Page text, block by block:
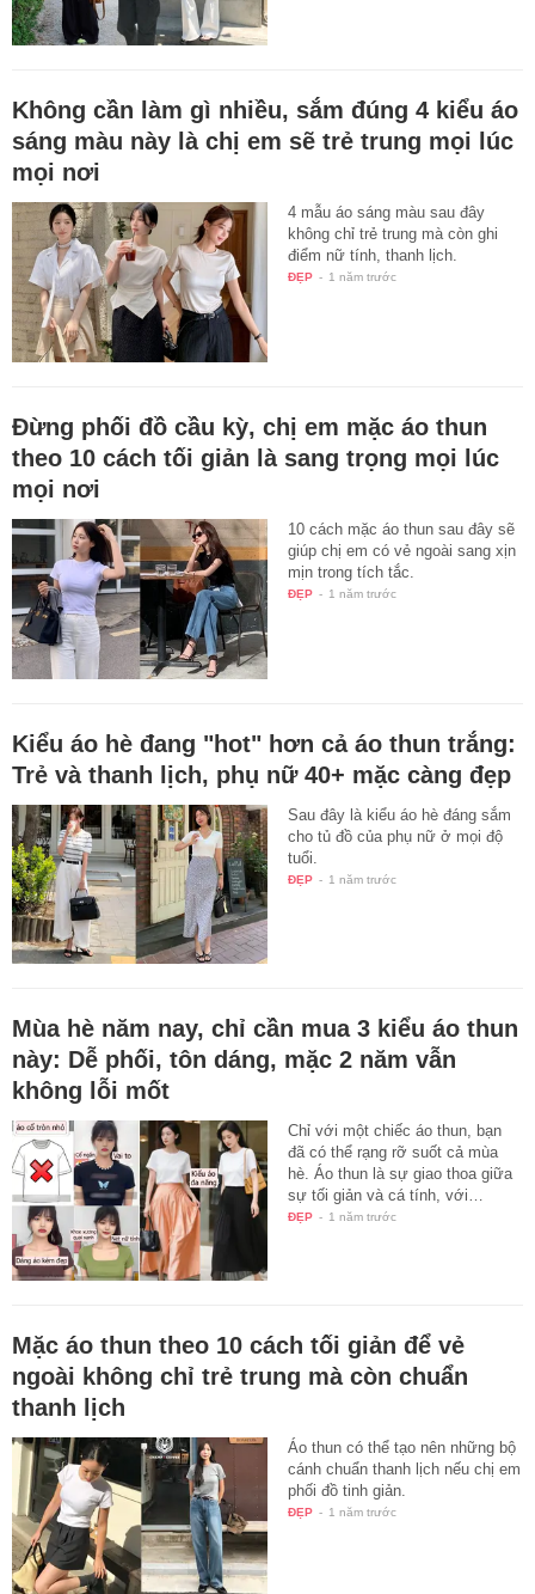
Không cần làm gì nhiều, sắm đúng 4 kiểu áo
sáng màu này là chị em sẽ trẻ trung mọi lúc
mọi nơi
4 mẫu áo sáng màu sau đây
không chỉ trẻ trung mà còn ghi
điểm nữ tính, thanh lịch.
ĐẸP - 1 năm trước
Đừng phối đồ cầu kỳ, chị em mặc áo thun
theo 10 cách tối giản là sang trọng mọi lúc
mọi nơi
10 cách mặc áo thun sau đây sẽ
giúp chị em có vẻ ngoài sang xịn
mịn trong tích tắc.
ĐẸP - 1 năm trước
Kiểu áo hè đang "hot" hơn cả áo thun trắng:
Trẻ và thanh lịch, phụ nữ 40+ mặc càng đẹp
Sau đây là kiểu áo hè đáng sắm
cho tủ đồ của phụ nữ ở mọi độ
tuổi.
ĐẸP - 1 năm trước
Mùa hè năm nay, chỉ cần mua 3 kiểu áo thun
này: Dễ phối, tôn dáng, mặc 2 năm vẫn
không lỗi mốt
Chỉ với một chiếc áo thun, bạn
đã có thể rạng rỡ suốt cả mùa
hè. Áo thun là sự giao thoa giữa
sự tối giản và cá tính, với…
ĐẸP - 1 năm trước
Mặc áo thun theo 10 cách tối giản để vẻ
ngoài không chỉ trẻ trung mà còn chuẩn
thanh lịch
Áo thun có thể tạo nên những bộ
cánh chuẩn thanh lịch nếu chị em
phối đồ tinh giản.
ĐẸP - 1 năm trước